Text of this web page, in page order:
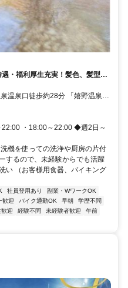
・福利厚生充実！髪色、髪型自
あり/幅広い年代の方が活躍中！
温泉口徒歩約28分 「嬉野温泉
・18:00～22:00 ◆週2日～
機を使っての洗浄や厨房の片付
するので、未経験からでも活躍
い （お客様用食器、バイキング
社員登用あり
副業・WワークOK
歓迎 バイク通勤OK 早朝
学歴不問
迎 経験不問 未経験者歓迎
午前